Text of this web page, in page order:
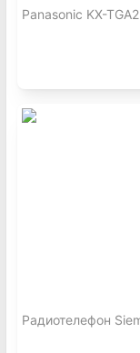
Panasonic KX-
Радиотелефон